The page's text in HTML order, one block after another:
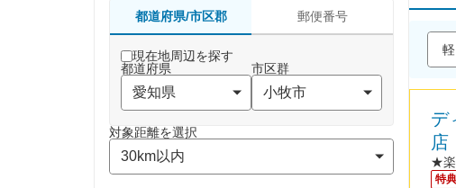
都道府県/市区郡 郵便番号
現在地周辺を探す
都道府県
市区群
対象距離を選択
デ
店
★楽
特